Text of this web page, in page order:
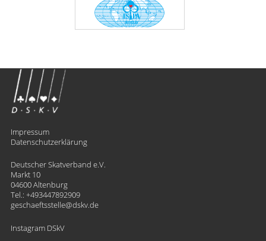
Impressum
Datenschutzerklärung
Deutscher Skatverband e.V.
Markt 10
04600 Altenburg
Tel.: +493447892909
geschaeftsstelle
​dskv.de
Instagram DSkV